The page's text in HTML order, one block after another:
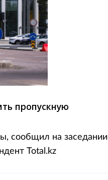
пропускную
сообщил на заседании
Total.kz